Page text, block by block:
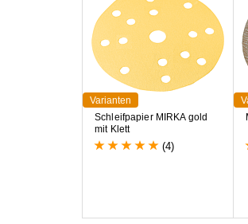
Varianten
Sch eifpapier M R KA gol d
mit Kl ett
(4)